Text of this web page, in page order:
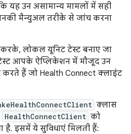
यह उन असामान्य मामलों में सही
मैन्युअल तरीके से जांच करना
करके, लोकल यूनिट टेस्ट बनाए जा
आपके ऐप्लिकेशन में मौजूद उन
करते हैं जो Health Connect क्लाइंट
क्लास
HealthConnectClient को
इसमें ये सुविधाएं मिलती हैं: